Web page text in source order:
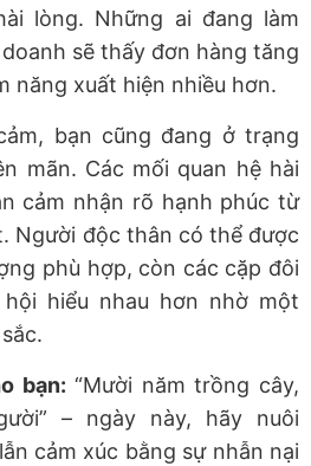
lòng. Những ai đang làm
sẽ thấy đơn hàng tăng
năng xuất hiện nhiều hơn.
bạn cũng đang ở trạng
mãn. Các mối quan hệ hài
cảm nhận rõ hạnh phúc từ
Người độc thân có thể được
phù hợp, còn các cặp đôi
hiểu nhau hơn nhờ một
bạn: “Mười năm trồng cây,
– ngày này, hãy nuôi
cảm xúc bằng sự nhẫn nại